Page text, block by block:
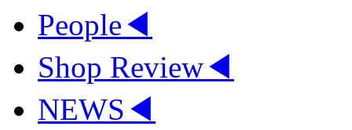
People◀
Shop Review◀
NEWS ◀